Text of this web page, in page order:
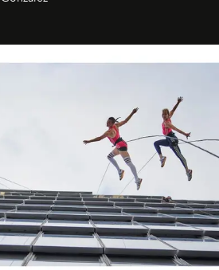
en escena son limpias; ponen el